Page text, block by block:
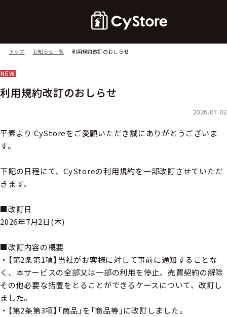
トップ お知らせ一覧 利用規約改訂のおしらせ
NEW
利用規約改訂のおしらせ
2026.07.02
平素より CyStoreをご愛顧いただき誠にありがとうございま
す。
下記の日程にて、CyStoreの利用規約を一部改訂させていただ
きます。
■改訂日
2026年7月2日(木)
■改訂内容の概要
・【第2条第1項】当社がお客様に対して事前に通知することな
く、本サービスの全部又は一部の利用を停止、売買契約の解除
その他必要な措置をとることができるケースについて、改訂し
ました。
・【第2条第3項】「商品」を「商品等」に改訂しました。